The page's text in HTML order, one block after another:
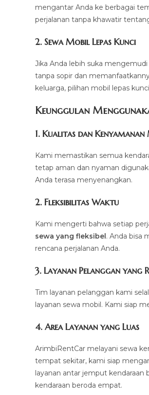
mengantar Anda ke berbagai
perjalanan tanpa khawatir
2. Sewa Mobil Lepas Kunci
Jika Anda lebih suka mengemudi
tanpa sopir dan
keluarga, pilihan mobil lepas
Keunggulan
1. Kualitas dan
Kami memastikan semua
tetap aman dan nyaman
Anda terasa menyenangkan.
2. Fleksibilitas Waktu
Kami mengerti bahwa setiap
sewa yang fleksibel. Anda bisa
rencana perjalanan Anda.
3. Layanan Pelanggan yang
Tim layanan pelanggan kami
layanan sewa mobil. Kami siap
4. Area Layanan yang Luas
ArimbiRentCar melayani sewa
tempat sekitar, kami siap
layanan antar jemput
kendaraan beroda empat.